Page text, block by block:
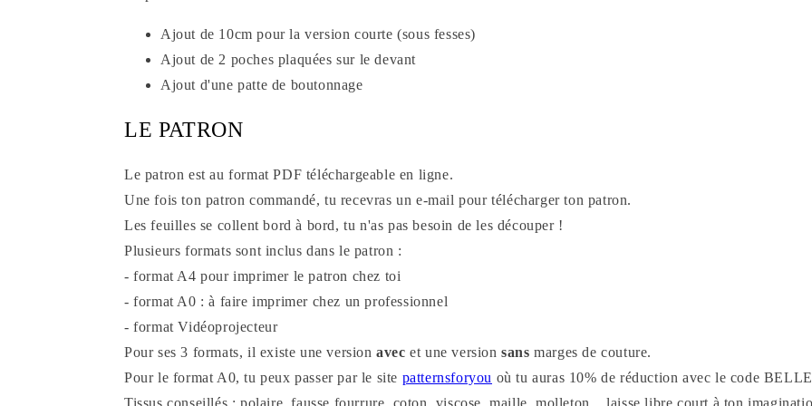
Ajout de 10cm pour la version courte (sous fesses)
Ajout de 2 poches plaquées sur le devant
Ajout d'une patte de boutonnage
LE PATRON
Le patron est au format PDF téléchargeable en ligne.
Une fois ton patron commandé, tu recevras un e-mail pour télécharger ton patron.
Les feuilles se collent bord à bord, tu n'as pas besoin de les découper !
Plusieurs formats sont inclus dans le patron :
- format A4 pour imprimer le patron chez toi
- format A0 : à faire imprimer chez un professionnel
- format Vidéoprojecteur
Pour ses 3 formats, il existe une versionavec et une versionsans marges de couture.
Pour le format A0, tu peux passer par le site patternsforyou où tu auras 10% de réduction avec le code
Tissus conseillés : polaire, fausse fourrure, coton, viscose, maille, molleton... laisse libre court à ton